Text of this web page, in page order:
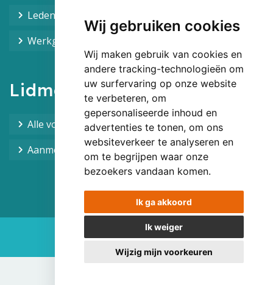
Wij gebruiken cookies
Wij maken gebruik van cookies en
andere tracking-technologieën om
uw surfervaring op onze website
te verbeteren, om
gepersonaliseerde inhoud en
advertenties te tonen, om ons
websiteverkeer te analyseren en
om te begrijpen waar onze
bezoekers vandaan komen.
Ik ga akkoord
Ik weiger
Wijzig mijn voorkeuren
Leden overzicht
Werkgroepen overzicht
Lidmaatschap
Alle voordelen van het lidmaatschap
Aanmelden!
sitework